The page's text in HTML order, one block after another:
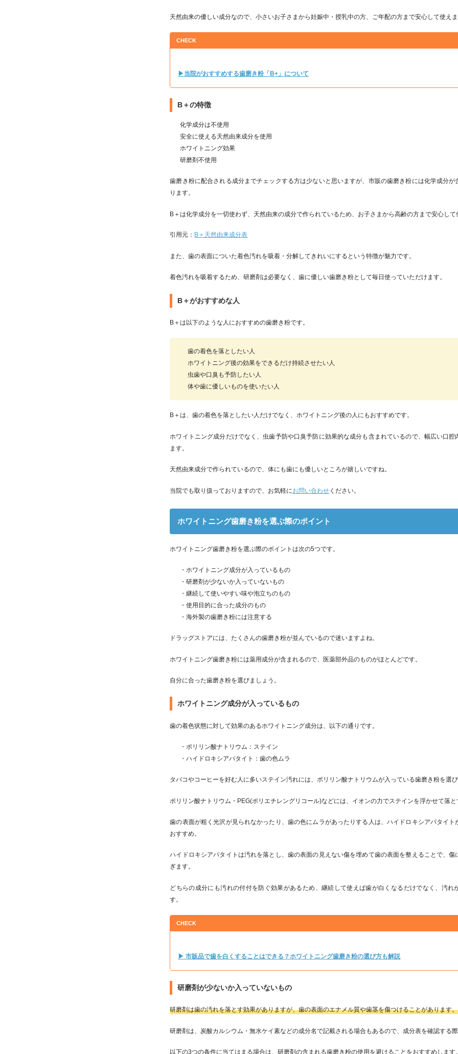
天然由来の優しい成分なので、小さいお子さまから妊娠中・授乳中の方、ご年配の方まで安心して使えま
CHECK
▶当院がおすすめする歯磨き粉「B+」について
B＋の特徴
化学成分は不使用
安全に使える天然由来成分を使用
ホワイトニング効果
研磨剤不使用
歯磨き粉に配合される成分までチェックする方は少ないと思いますが、市販の歯磨き粉には化学成分が
ります。
B＋は化学成分を一切使わず、天然由来の成分で作られているため、お子さまから高齢の方まで安心して
引用元： B＋天然由来成分表
また、歯の表面についた着色汚れを吸着・分解してきれいにするという特徴が魅力です。
着色汚れを吸着するため、研磨剤は必要なく、歯に優しい歯磨き粉として毎日使っていただけます。
B＋がおすすめな人
B＋は以下のような人におすすめの歯磨き粉です。
歯の着色を落としたい人
ホワイトニング後の効果をできるだけ持続させたい人
虫歯や口臭も予防したい人
体や歯に優しいものを使いたい人
B＋は、歯の着色を落としたい人だけでなく、ホワイトニング後の人にもおすすめです。
ホワイトニング成分だけでなく、虫歯予防や口臭予防に効果的な成分も含まれているので、幅広い口腔
ます。
天然由来成分で作られているので、体にも歯にも優しいところが嬉しいですね。
当院でも取り扱っておりますので、お気軽にお問い合わせ ください。
ホワイトニング歯磨き粉を選ぶ際のポイント
ホワイトニング歯磨き粉を選ぶ際のポイントは次の5つです。
・ホワイトニング成分が入っているもの
・研磨剤が少ないか入っていないもの
・継続して使いやすい味や泡立ちのもの
・使用目的に合った成分のもの
・海外製の歯磨き粉には注意する
ドラッグストアには、たくさんの歯磨き粉が並んでいるので迷いますよね。
ホワイトニング歯磨き粉には薬用成分が含まれるので、医薬部外品のものがほとんどです。
自分に合った歯磨き粉を選びましょう。
ホワイトニング成分が入っているもの
歯の着色状態に対して効果のあるホワイトニング成分は、以下の通りです。
・ポリリン酸ナトリウム：ステイン
・ハイドロキシアパタイト：歯の色ムラ
タバコやコーヒーを好む人に多いステイン汚れには、ポリリン酸ナトリウムが入っている歯磨き粉を選び
ポリリン酸ナトリウム・PEG(ポリエチレングリコール)などには、イオンの力でステインを浮かせて落と
歯の表面が粗く光沢が見られなかったり、歯の色にムラがあったりする人は、ハイドロキシアパタイト
おすすめ。
ハイドロキシアパタイトは汚れを落とし、歯の表面の見えない傷を埋めて歯の表面を整えることで、傷
ぎます。
どちらの成分にも汚れの付付を防ぐ効果があるため、継続して使えば歯が白くなるだけでなく、汚れ
す。
CHECK
▶ 市販品で歯を白くすることはできる？ホワイトニング歯磨き粉の選び方も解説
研磨剤が少ないか入っていないもの
研磨剤は歯の汚れを落とす効果がありますが、歯の表面のエナメル質や歯茎を傷つけることがあります。
研磨剤は、炭酸カルシウム・無水ケイ素などの成分名で記載される場合もあるので、成分表を確認する際
以下の3つの条件に当てはまる場合は、研磨剤の含まれる歯磨き粉の使用を避けることをおすすめします。